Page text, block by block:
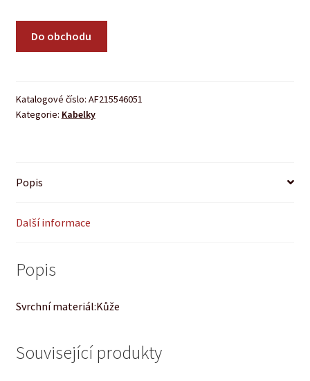
Do obchodu
Katalogové číslo: AF215546051
Kategorie: Kabelky
Popis
Další informace
Popis
Svrchní materiál:Kůže
Související produkty